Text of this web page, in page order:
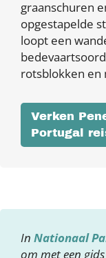
graanschuren
opgestapelde
loopt een
rotsblokken en
Verken
Portugal
In Nationaal
om met een